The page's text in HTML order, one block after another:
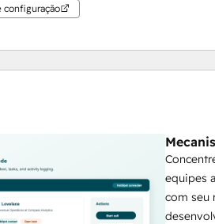
trabalho administrativo manual,
configuração
equipes
com seu